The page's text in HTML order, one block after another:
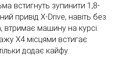
встигнуть зупинити 1,8-
привід Х-Drive, навіть без
машину на курсі.
Х4 місцями встигає
додає кайфу.